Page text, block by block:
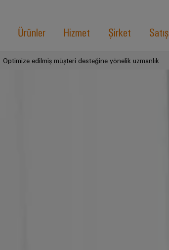
Ürünler Hizmet Şirket Satış
Optimize edilmiş müşteri desteğine yönelik uzmanlık